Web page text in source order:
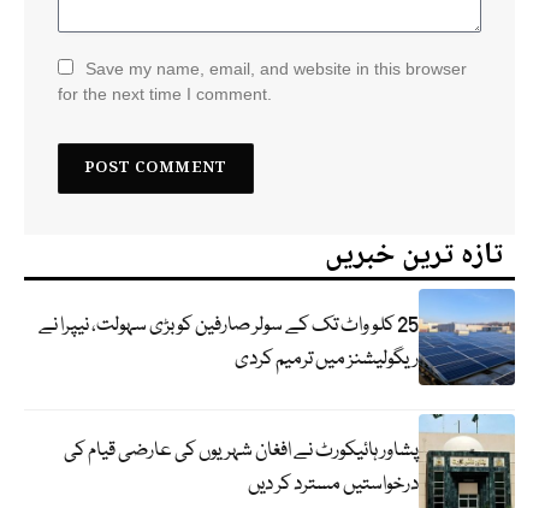
Save my name, email, and website in this browser
for the next time I comment.
تازہ ترین خبریں
25 کلو واٹ تک کے سولر صارفین کو بڑی سہولت، نیپرا نے
ریگولیشنز میں ترمیم کردی
پشاور ہائیکورٹ نے افغان شہریوں کی عارضی قیام کی
درخواستیں مسترد کر دیں